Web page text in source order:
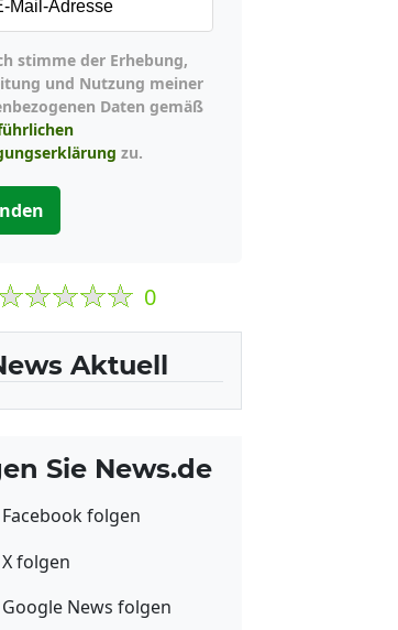
und Nutzung meiner
Daten gemäß
zu.
0
Aktuell
Sie News.de
folgen
folgen
News folgen